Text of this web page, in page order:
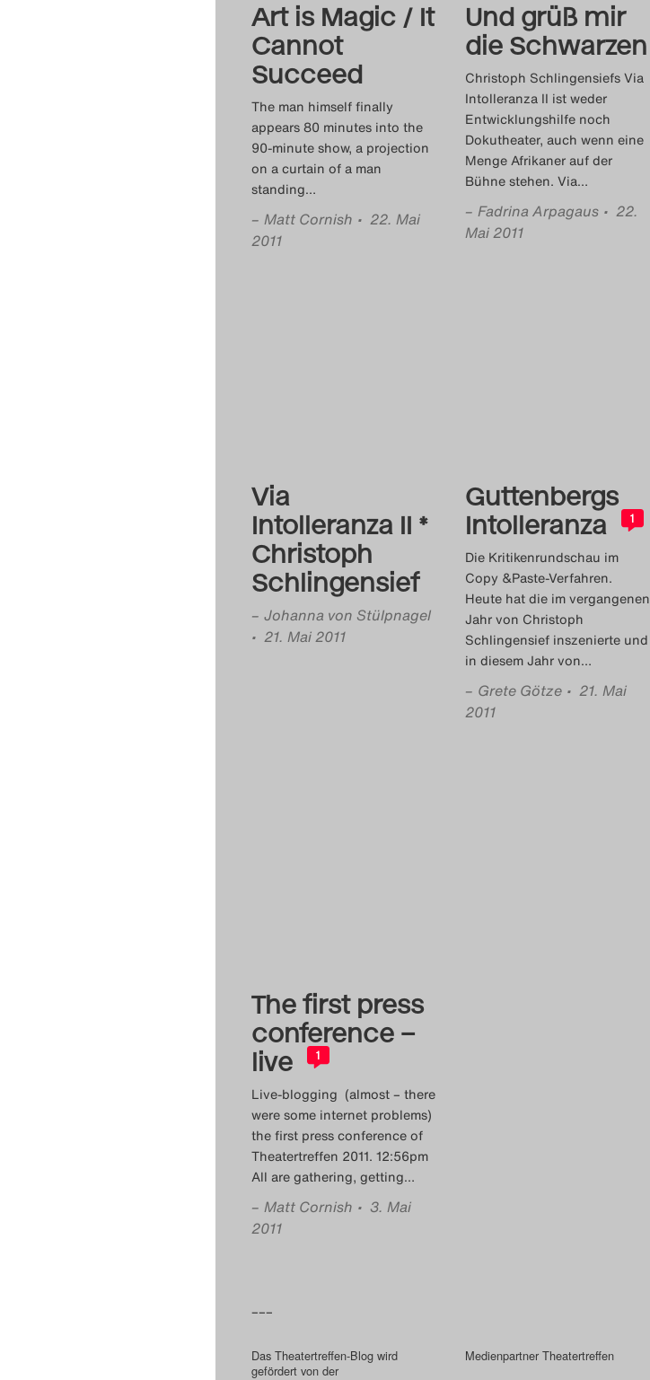
Art is Magic / It
Cannot
Succeed
The man himself finally
appears 80 minutes into the
90-minute show, a projection
on a curtain of a man
standing…
– Matt Cornish • 22. Mai
2011
Und grüß mir
die Schwarzen
Christoph Schlingensiefs Via
Intolleranza II ist weder
Entwicklungshilfe noch
Dokutheater, auch wenn eine
Menge Afrikaner auf der
Bühne stehen. Via…
– Fadrina Arpagaus • 22.
Mai 2011
Via
Intolleranza II *
Christoph
Schlingensief
– Johanna von Stülpnagel
• 21. Mai 2011
Guttenbergs
Intolleranza
1
Die Kritikenrundschau im
Copy &Paste-Verfahren.
Heute hat die im vergangenen
Jahr von Christoph
Schlingensief inszenierte und
in diesem Jahr von…
– Grete Götze • 21. Mai
2011
The first press
conference –
live
1
Live-blogging (almost – there
were some internet problems)
the first press conference of
Theatertreffen 2011. 12:56pm
All are gathering, getting…
– Matt Cornish • 3. Mai
2011
–––
Das Theatertreffen-Blog wird
gefördert von der
Medienpartner Theatertreffen